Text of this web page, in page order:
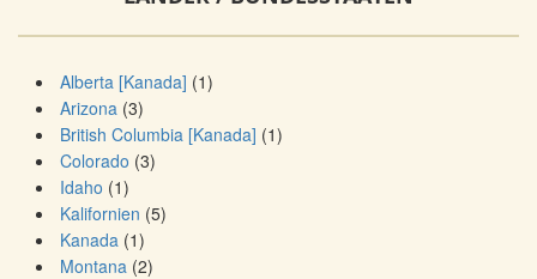
Alberta [Kanada] (1)
Arizona (3)
British Columbia [Kanada] (1)
Colorado (3)
Idaho (1)
Kalifornien (5)
Kanada (1)
Montana (2)